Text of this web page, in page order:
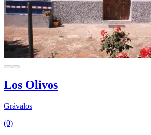
Los Olivos
Grávalos
(0)